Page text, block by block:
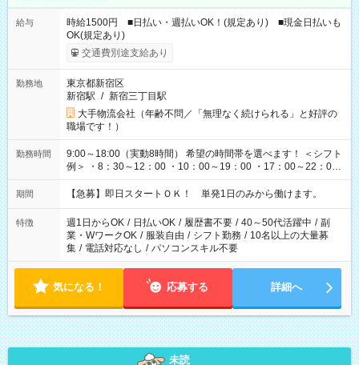
給与
時給1500円 ■日払い・週払いOK！(規定あり) ■現金日払いも
OK(規定あり)
交通費別途支給あり
勤務地
東京都新宿区
新宿駅 / 新宿三丁目駅
大手物流会社（年齢不問／「無理なく続けられる」と好評の
職場です！）
勤務時間
9:00～18:00（実動8時間） 希望の時間帯を選べます！ ＜シフト
例＞ ・8：30～12：00 ・10：00～19：00 ・17：00～22：00
・13：00～22：00 ・22：00～翌6：00 など
期間 【急募】即日スタートＯＫ！ 単発1日のみから働けます。
特徴 週1日からOK / 日払いOK / 履歴書不要 / 40～50代活躍中 / 副
業・WワークOK / 服装自由 / シフト勤務 / 10名以上の大量募
集 / 電話対応なし / パソコンスキル不要
気になる！ 応募する 詳細へ
未読